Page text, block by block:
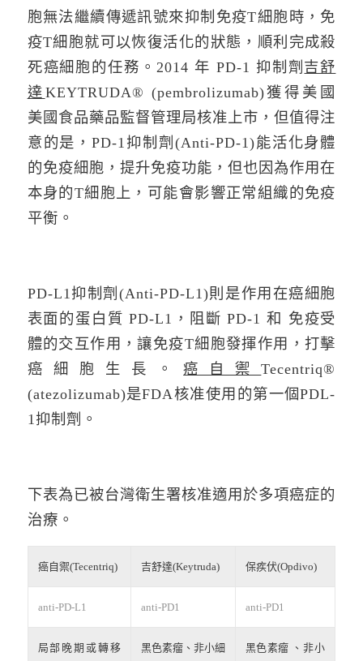
胞無法繼續傳遞訊號來抑制免疫T細胞時，免
疫T細胞就可以恢復活化的狀態，順利完成殺
死癌細胞的任務。2014 年 PD-1 抑制劑 吉舒
達 KEYTRUDA® (pembrolizumab)獲得美國
美國食品藥品監督管理局核准上市，但值得注
意的是，PD-1抑制劑(Anti-PD-1)能活化身體
的免疫細胞，提升免疫功能，但也因為作用在
本身的T細胞上，可能會影響正常組織的免疫
平衡。
PD-L1抑制劑(Anti-PD-L1)則是作用在癌細胞
表面的蛋白質 PD-L1，阻斷 PD-1 和 免疫受
體的交互作用，讓免疫T細胞發揮作用，打擊
癌細胞生長。癌自禦Tecentriq®
(atezolizumab)是FDA核准使用的第一個PDL-
1抑制劑。
下表為已被台灣衛生署核准適用於多項癌症的
治療。
癌自禦(Tecentriq) 吉舒達(Keytruda) 保疾伏(Opdivo)
anti-PD-L1 anti-PD1 anti-PD1
局部晚期或轉移 黑色素瘤、非小細 黑色素瘤 、非小